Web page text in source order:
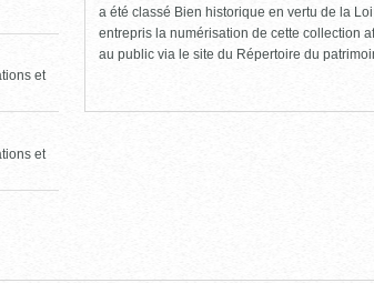
et
et
a été classé Bien historique en vertu de la
entrepris la numérisation de cette collection
au public via le site du Répertoire du